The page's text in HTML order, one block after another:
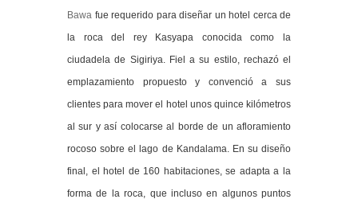
Bawa fue requerido para diseñar un hotel cerca de
la roca del rey Kasyapa conocida como la
ciudadela de Sigiriya. Fiel a su estilo, rechazó el
emplazamiento propuesto y convenció a sus
clientes para mover el hotel unos quince kilómetros
al sur y así colocarse al borde de un afloramiento
rocoso sobre el lago de Kandalama. En su diseño
final, el hotel de 160 habitaciones, se adapta a la
forma de la roca, que incluso en algunos puntos